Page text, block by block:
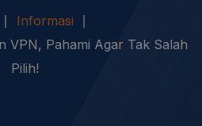
Informasi
VPN, Pahami Agar Tak Salah
Pilih!